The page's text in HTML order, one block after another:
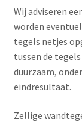
Wij adviseren
worden
tegels netjes
tussen de
duurzaam,
eindresultaat.
Zellige